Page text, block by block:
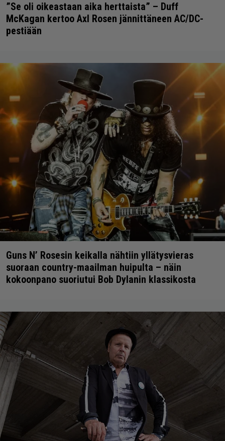
”Se oli oikeastaan aika herttaista” – Duff
McKagan kertoo Axl Rosen jännittäneen AC/DC-
pestiään
Guns N’ Rosesin keikalla nähtiin yllätysvieras
suoraan country-maailman huipulta – näin
kokoonpano suoriutui Bob Dylanin klassikosta